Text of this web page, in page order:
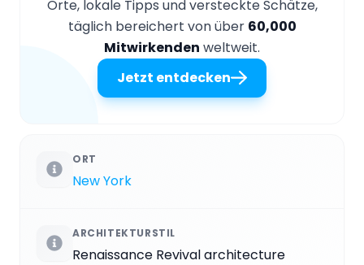
Orte, lokale Tipps und versteckte Schätze,
täglich bereichert von über 60,000
Mitwirkenden weltweit.
Jetzt entdecken
ORT
New York
ARCHITEKTURSTIL
Renaissance Revival architecture